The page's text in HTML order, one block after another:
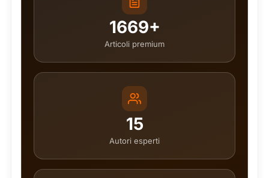
1669+
Articoli premium
15
Autori esperti